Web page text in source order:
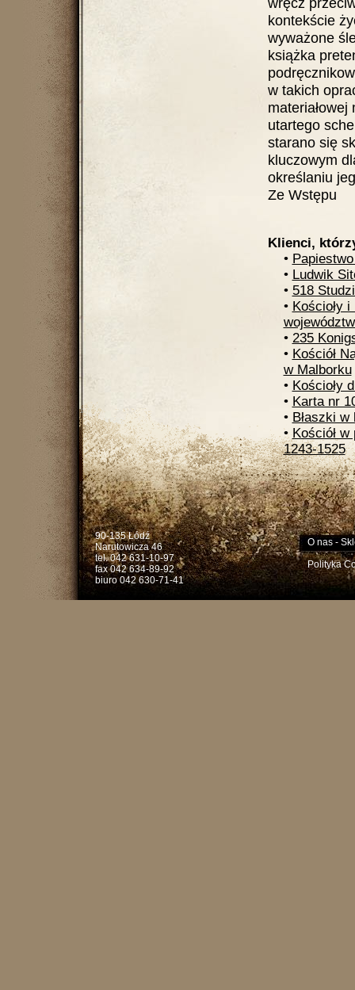
kontekście
wyważone
książka
w takich
utartego
starano się
kluczowym
określaniu
Ze Wstępu
Klienci,
•
• Ludwik
• 518
• Kościoły
• 235
• Kościół
w Malborku
• Kościoły
• Karta nr
• Błaszki w
• Kościół
1243-1525
90-135 Łódź
Narutowicza 46
tel. 042 631-10-97
fax 042 634-89-92
biuro 042 630-71-41
O nas-
Polityka